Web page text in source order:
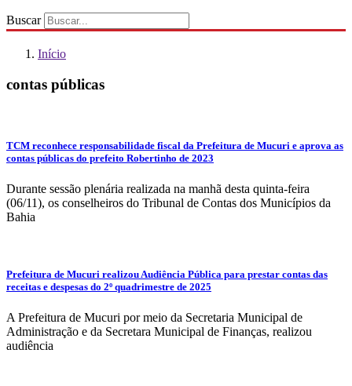
Buscar
Início
contas públicas
TCM reconhece responsabilidade fiscal da Prefeitura de Mucuri e aprova as
contas públicas do prefeito Robertinho de 2023
Durante sessão plenária realizada na manhã desta quinta-feira
(06/11), os conselheiros do Tribunal de Contas dos Municípios da
Bahia
Prefeitura de Mucuri realizou Audiência Pública para prestar contas das
receitas e despesas do 2º quadrimestre de 2025
A Prefeitura de Mucuri por meio da Secretaria Municipal de
Administração e da Secretara Municipal de Finanças, realizou
audiência